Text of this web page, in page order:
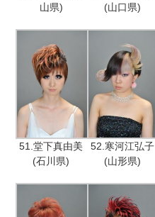
山県)
(山口県)
51.堂下真由美
(石川県)
52.寒河江弘子
(山形県)